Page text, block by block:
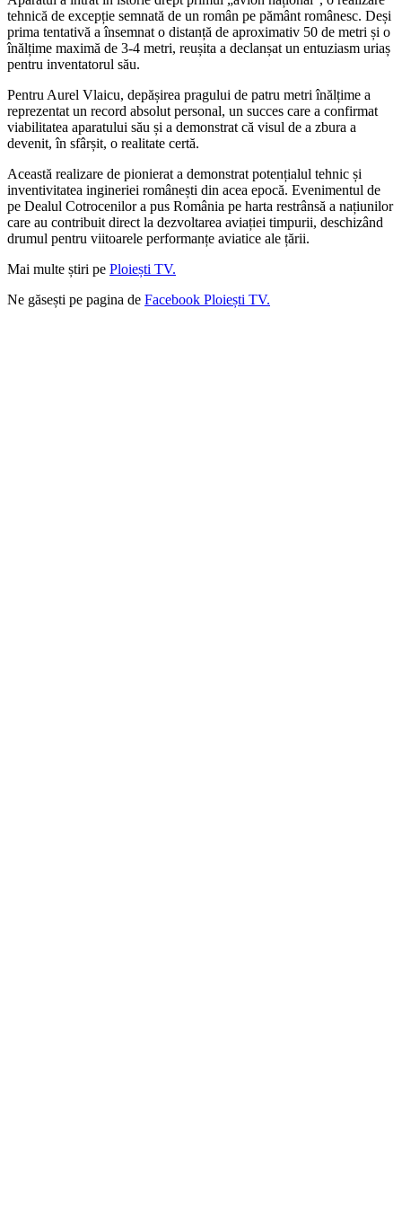
tehnică de excepție semnată de un român pe pământ românesc. Deși
prima tentativă a însemnat o distanță de aproximativ 50 de metri și o
înălțime maximă de 3-4 metri, reușita a declanșat un entuziasm uriaș
pentru inventatorul său.
Pentru Aurel Vlaicu, depășirea pragului de patru metri înălțime a
reprezentat un record absolut personal, un succes care a confirmat
viabilitatea aparatului său și a demonstrat că visul de a zbura a
devenit, în sfârșit, o realitate certă.
Această realizare de pionierat a demonstrat potențialul tehnic și
inventivitatea ingineriei românești din acea epocă. Evenimentul de
pe Dealul Cotrocenilor a pus România pe harta restrânsă a națiunilor
care au contribuit direct la dezvoltarea aviației timpurii, deschizând
drumul pentru viitoarele performanțe aviatice ale țării.
Mai multe știri pe Ploiești TV.
Ne găsești pe pagina de Facebook Ploiești TV.